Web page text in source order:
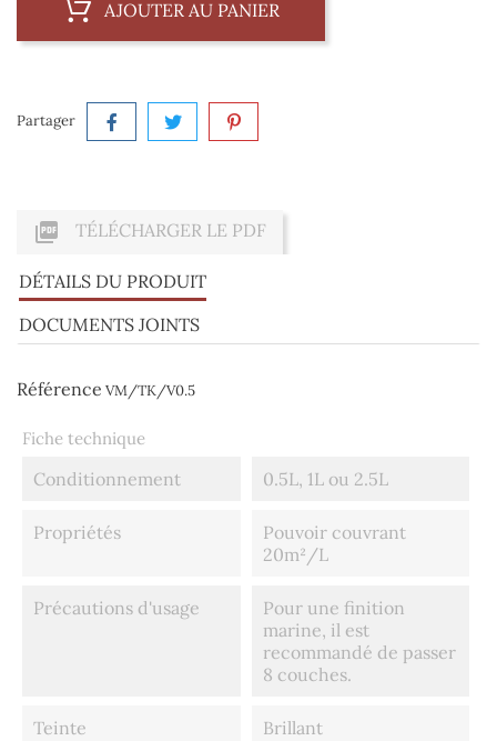
AJOUTER AU PANIER
Partager
 TÉLÉCHARGER LE PDF
DÉTAILS DU PRODUIT
DOCUMENTS JOINTS
Référence VM/TK/V0.5
Fiche technique
Conditionnement 0.5L, 1L ou 2.5L
Propriétés
Pouvoir couvrant
20m²/L
Précautions d'usage
Pour une finition
marine, il est
recommandé de passer
8 couches.
Teinte Brillant